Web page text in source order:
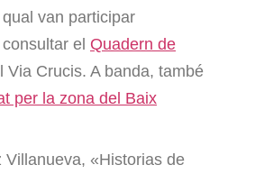
van participar
el Quadern de
Crucis. A banda, també
per la zona del Baix
Villanueva, «Historias de